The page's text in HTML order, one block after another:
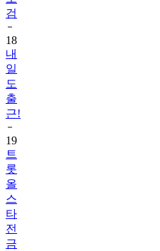
검
18
내
일
도
출
근!
19
트
롯
올
스
타
전
금